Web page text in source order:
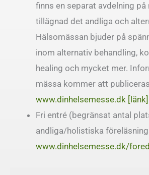
finns en separat avdelning
tillägnad det andliga och
Hälsomässan bjuder på
inom alternativ behandling,
healing och mycket mer.
mässa kommer att
www.dinhelsemesse.dk
Fri entré (begränsat antal
andliga/holistiska
www.dinhelsemesse.dk/